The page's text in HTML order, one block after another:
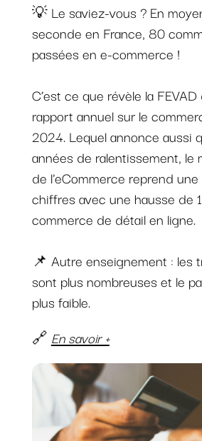
💡 Le saviez-vous ? En
seconde en France, 80
passées en e-commerce !
C’est ce que révèle la
rapport annuel sur le
2024. Lequel annonce aussi
années de ralentissement, le
de l'eCommerce reprend
chiffres avec une hausse de
commerce de détail en ligne.
📌 Autre enseignement : les
sont plus nombreuses et le
plus faible.
🔗 En savoir +